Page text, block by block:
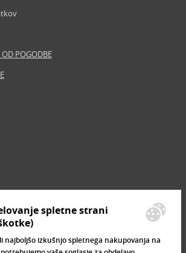
POGODBE
spletne strani
najboljšo izkušnjo spletnega nakupovanja na